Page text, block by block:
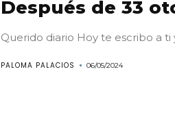
Después de 33
Querido diario Hoy te escribo a ti
PALOMA PALACIOS 06/05/2024